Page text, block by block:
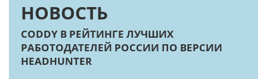
НОВОСТЬ
CODDY В РЕЙТИНГЕ ЛУЧШИХ
РАБОТОДАТЕЛЕЙ РОССИИ ПО ВЕРСИИ
HEADHUNTER